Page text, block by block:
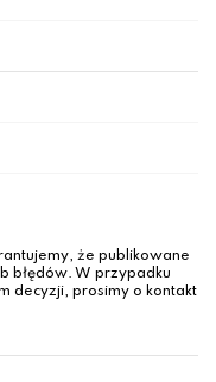
że publikowane
błędów. W przypadku
decyzji, prosimy o kontakt